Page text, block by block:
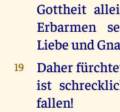
Gottheit
Erbarmen
Liebe und
19
Daher
ist
fallen!